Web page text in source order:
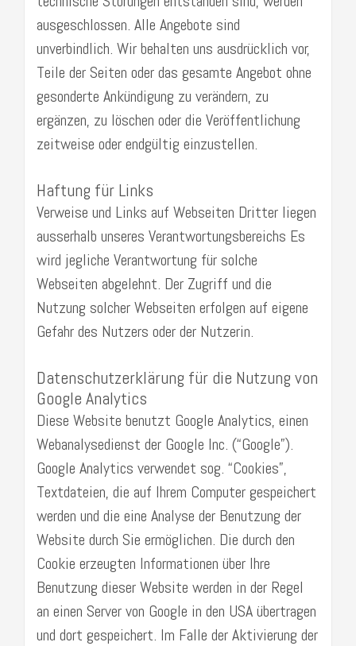
ausgeschlossen. Alle Angebote sind
unverbindlich. Wir behalten uns ausdrücklich vor,
Teile der Seiten oder das gesamte Angebot ohne
gesonderte Ankündigung zu verändern, zu
ergänzen, zu löschen oder die Veröffentlichung
zeitweise oder endgültig einzustellen.
Haftung für Links
Verweise und Links auf Webseiten Dritter liegen
ausserhalb unseres Verantwortungsbereichs Es
wird jegliche Verantwortung für solche
Webseiten abgelehnt. Der Zugriff und die
Nutzung solcher Webseiten erfolgen auf eigene
Gefahr des Nutzers oder der Nutzerin.
Datenschutzerklärung für die Nutzung von
Google Analytics
Diese Website benutzt Google Analytics, einen
Webanalysedienst der Google Inc. (“Google”).
Google Analytics verwendet sog. “Cookies”,
Textdateien, die auf Ihrem Computer gespeichert
werden und die eine Analyse der Benutzung der
Website durch Sie ermöglichen. Die durch den
Cookie erzeugten Informationen über Ihre
Benutzung dieser Website werden in der Regel
an einen Server von Google in den USA übertragen
und dort gespeichert. Im Falle der Aktivierung der